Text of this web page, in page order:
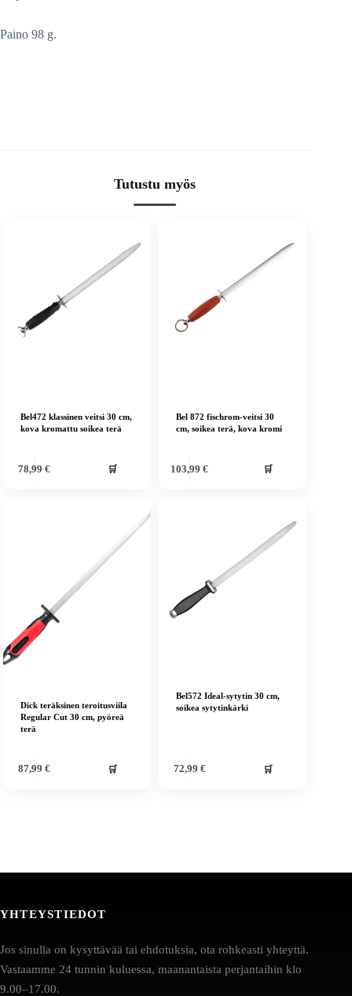
Paino 98 g.
Tutustu myös
Bel472 klassinen veitsi 30 cm,
kova kromattu soikea terä
78,99 € 🛒
Bel 872 fischrom-veitsi 30
cm, soikea terä, kova kromi
103,99€ 🛒
Dick teräksinen teroitusviila
Regular Cut 30 cm, pyöreä
terä
87,99 € 🛒
Bel572 Ideal-sytytin 30 cm,
soikea sytytinkärki
72,99 € 🛒
YHTEYSTIEDOT
Jos sinulla on kysyttävää tai ehdotuksia, ota rohkeasti yhteyttä.
Vastaamme 24 tunnin kuluessa, maanantaista perjantaihin klo
9.00–17.00.